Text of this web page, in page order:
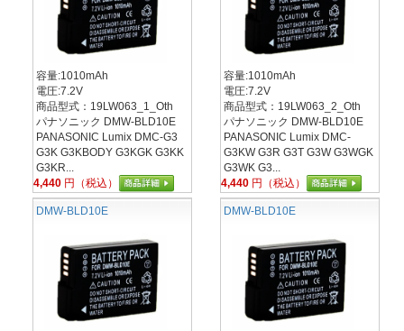
容量:1010mAh
電圧:7.2V
商品型式：19LW063_1_Oth
パナソニック DMW-BLD10E
PANASONIC Lumix DMC-G3
G3K G3KBODY G3KGK G3KK
G3KR...
4,440 円（税込）
容量:1010mAh
電圧:7.2V
商品型式：19LW063_2_Oth
パナソニック DMW-BLD10E
PANASONIC Lumix DMC-
G3KW G3R G3T G3W G3WGK
G3WK G3...
4,440 円（税込）
DMW-BLD10E DMW-BLD10E